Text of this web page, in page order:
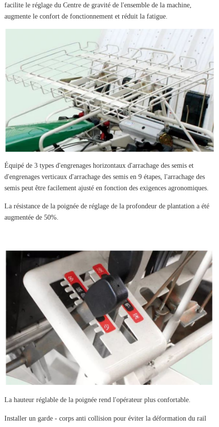
facilite le réglage du Centre de gravité de l'ensemble de la machine,
augmente le confort de fonctionnement et réduit la fatigue.
Équipé de 3 types d'engrenages horizontaux d'arrachage des semis et
d'engrenages verticaux d'arrachage des semis en 9 étapes, l'arrachage des
semis peut être facilement ajusté en fonction des exigences agronomiques.
La résistance de la poignée de réglage de la profondeur de plantation a été
augmentée de 50%.
La hauteur réglable de la poignée rend l'opérateur plus confortable.
Installer un garde - corps anti collision pour éviter la déformation du rail